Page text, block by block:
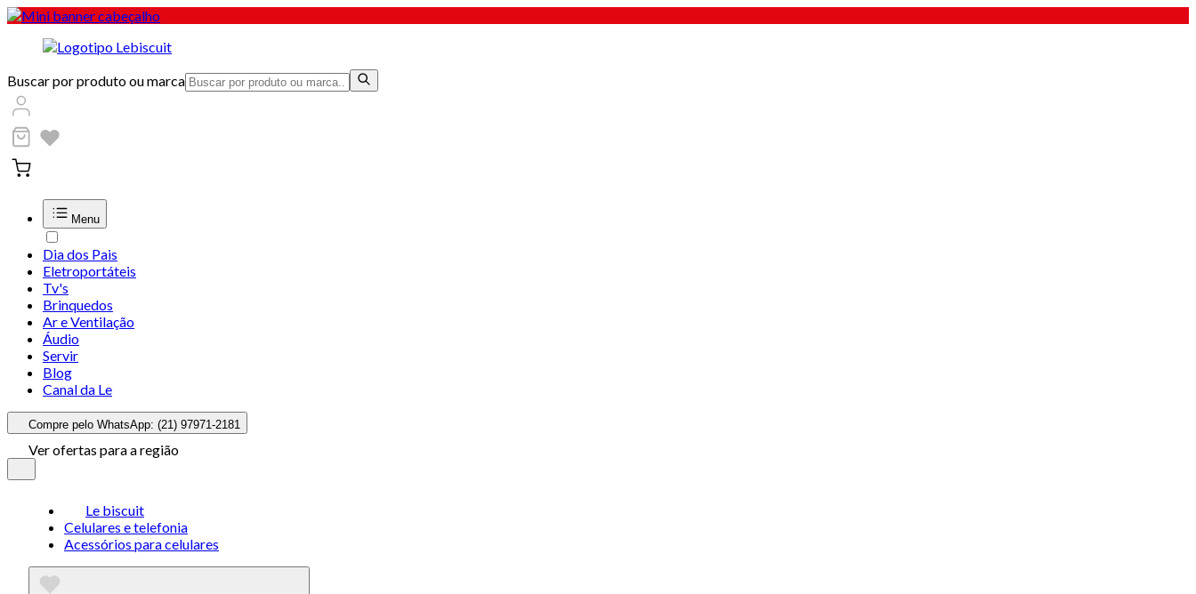
Buscar por produto ou marca
Menu
Dia dos Pais
Eletroportáteis
Tv's
Brinquedos
Ar e Ventilação
Áudio
Servir
Blog
Canal da Le
Compre pelo WhatsApp: (21) 97971-2181
Ver ofertas para a região
Le biscuit
Celulares e telefonia
Acessórios para celulares